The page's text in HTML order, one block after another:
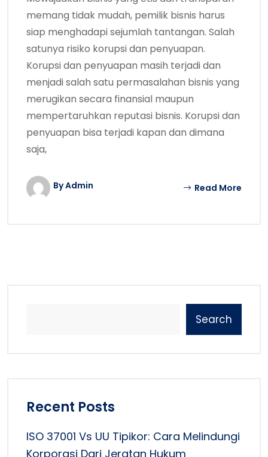
memang tidak mudah, pemilik bisnis harus
siap menghadapi sejumlah tantangan. Salah
satunya risiko korupsi dan penyuapan.
Korupsi dan penyuapan masih terjadi dan
menjadi salah satu permasalahan bisnis yang
merugikan secara finansial maupun
mempertaruhkan reputasi bisnis. Korupsi dan
penyuapan bisa terjadi kapan dan dimana
saja,
By Admin Read More
Search
Recent Posts
ISO 37001 Vs UU Tipikor: Cara Melindungi
Korporasi Dari Jeratan Hukum